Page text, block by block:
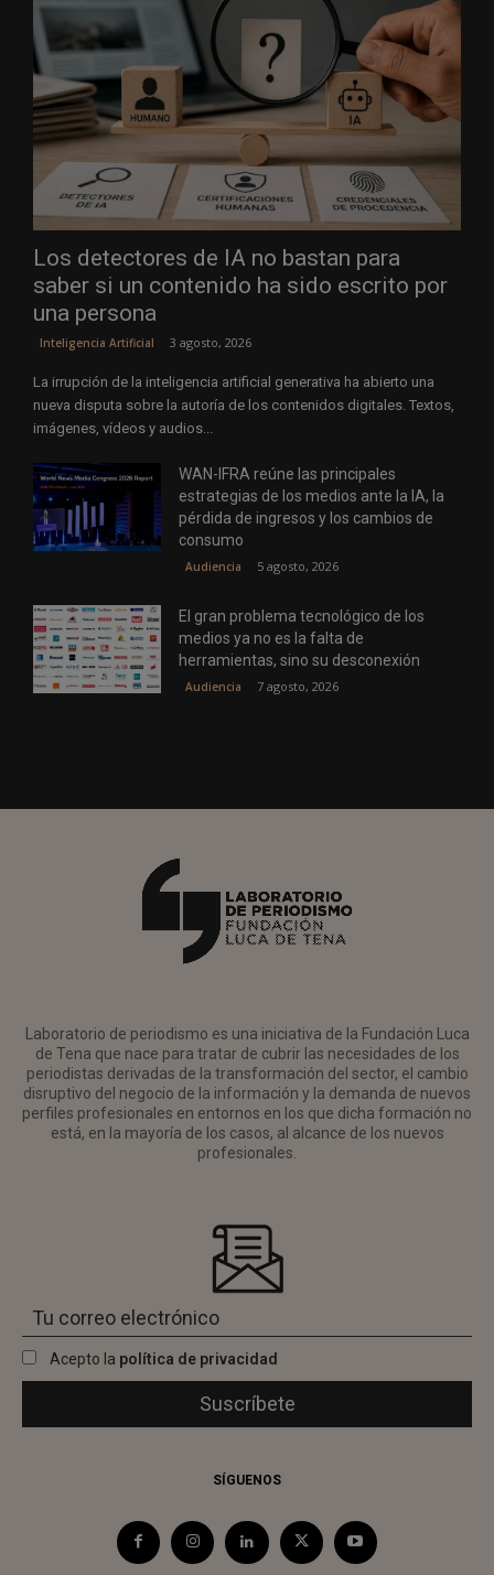
Los detectores de IA no bastan para
saber si un contenido ha sido escrito por
una persona
Inteligencia Artificial 3 agosto, 2026
La irrupción de la inteligencia artificial generativa ha abierto una
nueva disputa sobre la autoría de los contenidos digitales. Textos,
imágenes, vídeos y audios...
WAN-IFRA reúne las principales
estrategias de los medios ante la IA, la
pérdida de ingresos y los cambios de
consumo
Audiencia 5 agosto, 2026
El gran problema tecnológico de los
medios ya no es la falta de
herramientas, sino su desconexión
Audiencia 7 agosto, 2026
Laboratorio de periodismo es una iniciativa de la Fundación Luca
de Tena que nace para tratar de cubrir las necesidades de los
periodistas derivadas de la transformación del sector, el cambio
disruptivo del negocio de la información y la demanda de nuevos
perfiles profesionales en entornos en los que dicha formación no
está, en la mayoría de los casos, al alcance de los nuevos
profesionales.
Acepto la política de privacidad
SÍGUENOS